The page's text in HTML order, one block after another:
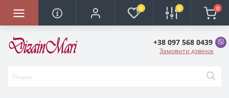
0 0 0
+38 097 568 0439
Замовити дзвінок